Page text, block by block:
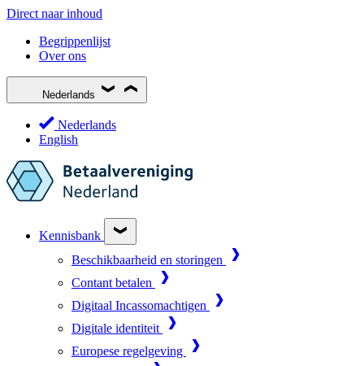
Direct naar inhoud
Begrippenlijst
Over ons
Nederlands
Nederlands
English
Kennisbank
Beschikbaarheid en storingen
Contant betalen
Digitaal Incassomachtigen
Digitale identiteit
Europese regelgeving